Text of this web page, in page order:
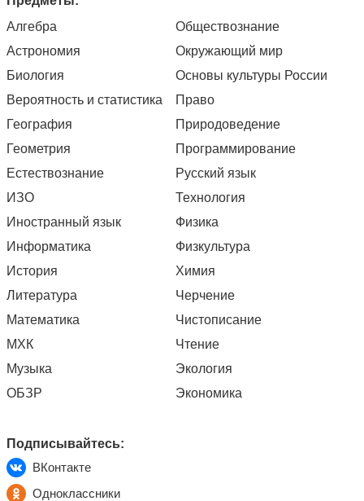
Алгебра
Астрономия
Биология
Вероятность и статистика
География
Геометрия
Естествознание
ИЗО
Иностранный язык
Информатика
История
Литература
Математика
МХК
Музыка
ОБЗР
Обществознание
Окружающий мир
Основы культуры России
Право
Природоведение
Программирование
Русский язык
Технология
Физика
Физкультура
Химия
Черчение
Чистописание
Чтение
Экология
Экономика
Подписывайтесь:
ВКонтакте
Одноклассники